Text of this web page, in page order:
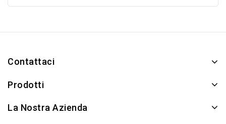
Contattaci
Prodotti
La Nostra Azienda